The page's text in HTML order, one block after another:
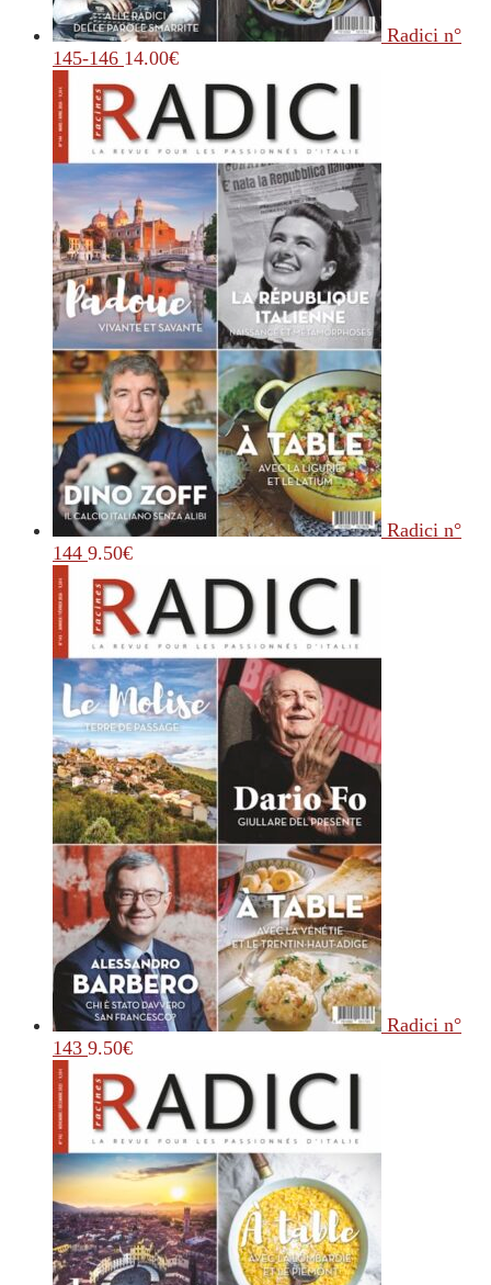
Radici n°
145-146 14.00€
Radici n°
144 9.50€
Radici n°
143 9.50€